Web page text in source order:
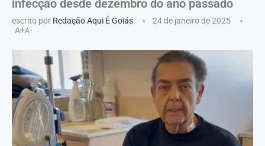
infecção desde dezembro do ano passado
escrito por Redação Aqui É Goiás
24 de janeiro de 2025
A+A-